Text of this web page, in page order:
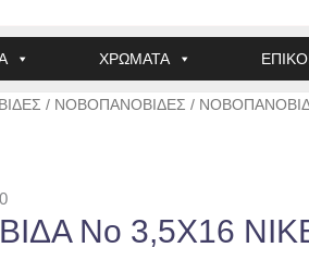
ΧΡΩΜΑΤΑ
ΒΙΔΕΣ / ΝΟΒΟΠΑΝΟΒΙΔΕΣ /
No 3,5Χ16